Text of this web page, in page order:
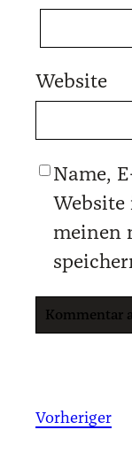
Website
Name,
Website
meinen
Vorheriger